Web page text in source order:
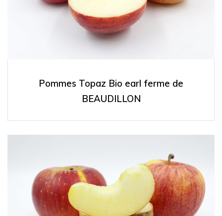
Pommes Topaz Bio earl ferme de
BEAUDILLON